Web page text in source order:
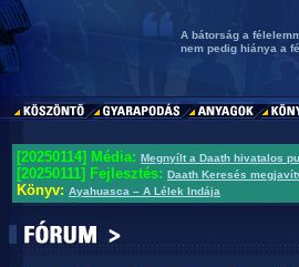
A bátorság a
nem pedig hiánya a
[20250114] Média: Megnyílt a Daath hivatalos
[20250111] Fejlesztés: Daath Keresés
Könyv: Ayahuasca – A Lélek Indája